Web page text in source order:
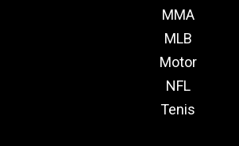
MMA
MLB
Motor
NFL
Tenis